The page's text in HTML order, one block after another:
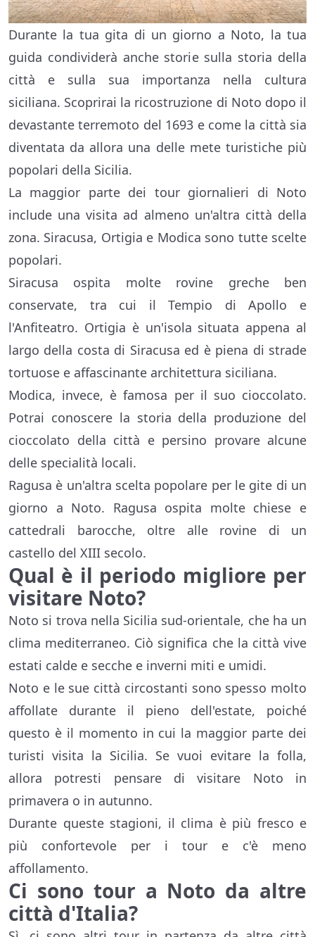
Durante la tua gita di un giorno a Noto, la tua
guida condividerà anche storie sulla storia della
città e sulla sua importanza nella cultura
siciliana. Scoprirai la ricostruzione di Noto dopo il
devastante terremoto del 1693 e come la città sia
diventata da allora una delle mete turistiche più
popolari della Sicilia.
La maggior parte dei tour giornalieri di Noto
include una visita ad almeno un'altra città della
zona. Siracusa, Ortigia e Modica sono tutte scelte
popolari.
Siracusa ospita molte rovine greche ben
conservate, tra cui il Tempio di Apollo e
l'Anfiteatro. Ortigia è un'isola situata appena al
largo della costa di Siracusa ed è piena di strade
tortuose e affascinante architettura siciliana.
Modica, invece, è famosa per il suo cioccolato.
Potrai conoscere la storia della produzione del
cioccolato della città e persino provare alcune
delle specialità locali.
Ragusa è un'altra scelta popolare per le gite di un
giorno a Noto. Ragusa ospita molte chiese e
cattedrali barocche, oltre alle rovine di un
castello del XIII secolo.
Qual è il periodo migliore per
visitare Noto?
Noto si trova nella Sicilia sud-orientale, che ha un
clima mediterraneo. Ciò significa che la città vive
estati calde e secche e inverni miti e umidi.
Noto e le sue città circostanti sono spesso molto
affollate durante il pieno dell'estate, poiché
questo è il momento in cui la maggior parte dei
turisti visita la Sicilia. Se vuoi evitare la folla,
allora potresti pensare di visitare Noto in
primavera o in autunno.
Durante queste stagioni, il clima è più fresco e
più confortevole per i tour e c'è meno
affollamento.
Ci sono tour a Noto da altre
città d'Italia?